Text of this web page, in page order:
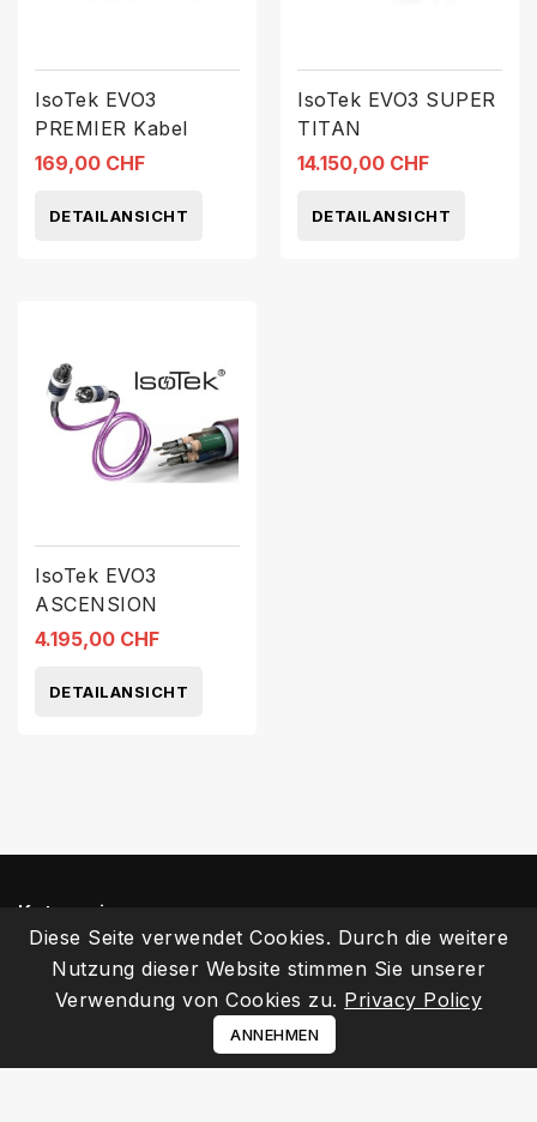
IsoTek EVO3
PREMIER Kabel
169,00 CHF
DETAILANSICHT
IsoTek EVO3 SUPER
TITAN
14.150,00 CHF
DETAILANSICHT
IsoTek EVO3
ASCENSION
4.195,00 CHF
DETAILANSICHT
Kategorien
Informationen
Diese Seite verwendet Cookies. Durch die weitere
Nutzung dieser Website stimmen Sie unserer
Verwendung von Cookies zu. Privacy Policy
ANNEHMEN